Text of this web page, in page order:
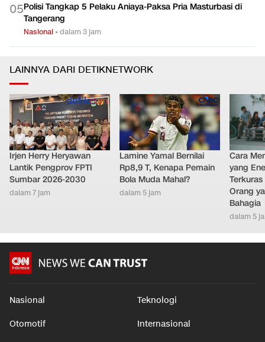
05Polisi Tangkap 5 Pelaku Aniaya-Paksa Pria Masturbasi di
Tangerang
Nasional •dalam 3 jam
LAINNYA DARI DETIKNETWORK
Irjen Herry Heryawan
Lantik Pengprov FPTI
Sumbar 2026-2030
dalam 7 jam
Lamine Yamal Bernilai
Rp8,9 T, Kenapa Pemain
Bola Muda Mahal?
dalam 5 jam
Cara
yang
Orang
Bahagia
dalam 5
Nasional Teknologi
Otomotif Internasional